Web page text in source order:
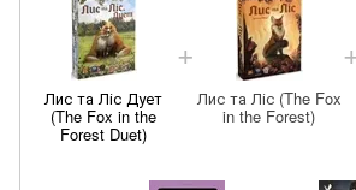
Лис та Ліс Дует
(The Fox in the
Forest Duet)
Лис та Ліс (The Fox
in the Forest)